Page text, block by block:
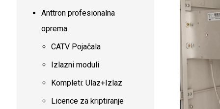
Anttron profesionalna
oprema
CATV Pojačala
Izlazni moduli
Kompleti: Ulaz+Izlaz
Licence za kriptiranje